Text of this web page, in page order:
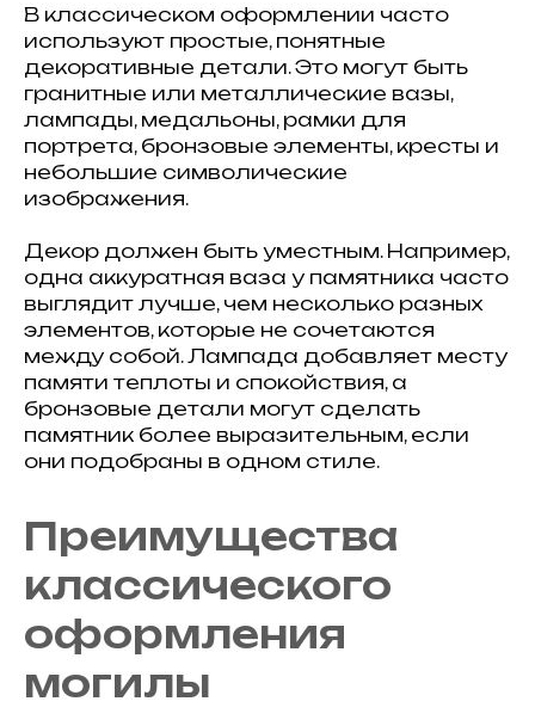
В классическом оформлении часто
используют простые, понятные
декоративные детали. Это могут быть
гранитные или металлические вазы,
лампады, медальоны, рамки для
портрета, бронзовые элементы, кресты и
небольшие символические
изображения.
Декор должен быть уместным. Например,
одна аккуратная ваза у памятника часто
выглядит лучше, чем несколько разных
элементов, которые не сочетаются
между собой. Лампада добавляет месту
памяти теплоты и спокойствия, а
бронзовые детали могут сделать
памятник более выразительным, если
они подобраны в одном стиле.
Преимущества
классического
оформления
могилы